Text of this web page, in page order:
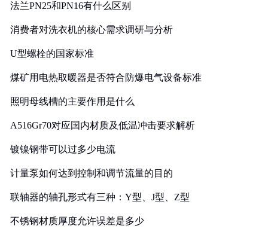
法兰PN25和PN16有什么区别
消费者对洗衣机的核心需求调研与分析
U型螺栓的国家标准
煤矿用电热取暖器是否符合防爆电气设备标准
照明母线槽的主要作用是什么
A516Gr70对应国内材质及低温冲击要求解析
镀镍钢带可以过多少电流
计量泵如何达到控制和调节流量的目的
联轴器的轴孔形式有三种：Y型、J型、Z型
不锈钢材质厚度允许误差是多少